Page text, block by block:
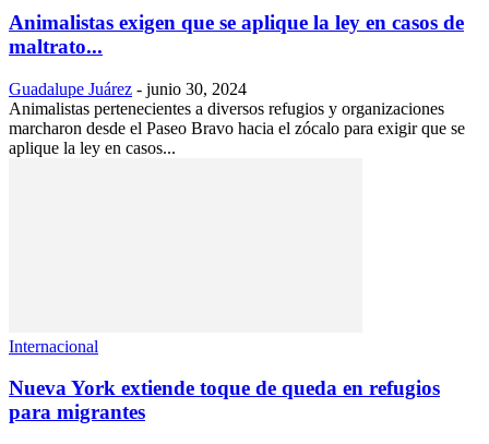
Animalistas exigen que se aplique la ley en casos de
maltrato...
Guadalupe Juárez - junio 30, 2024
Animalistas pertenecientes a diversos refugios y organizaciones
marcharon desde el Paseo Bravo hacia el zócalo para exigir que se
aplique la ley en casos...
Internacional
Nueva York extiende toque de queda en refugios
para migrantes